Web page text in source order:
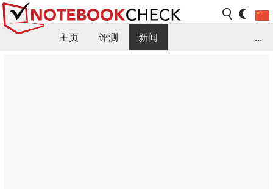
主页 评测
新闻
...